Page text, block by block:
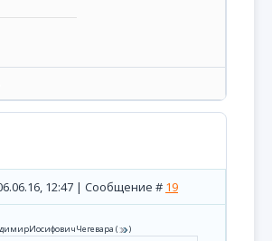
12:47 | Сообщение # 19
( )